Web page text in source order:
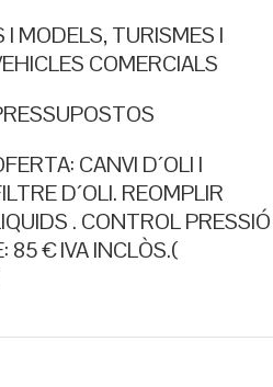
MODELS, TURISMES I
COMERCIALS
CANVI D´OLI I
D´OLI. REOMPLIR
. CONTROL PRESSIÓ
85 € IVA INCLÒS.(